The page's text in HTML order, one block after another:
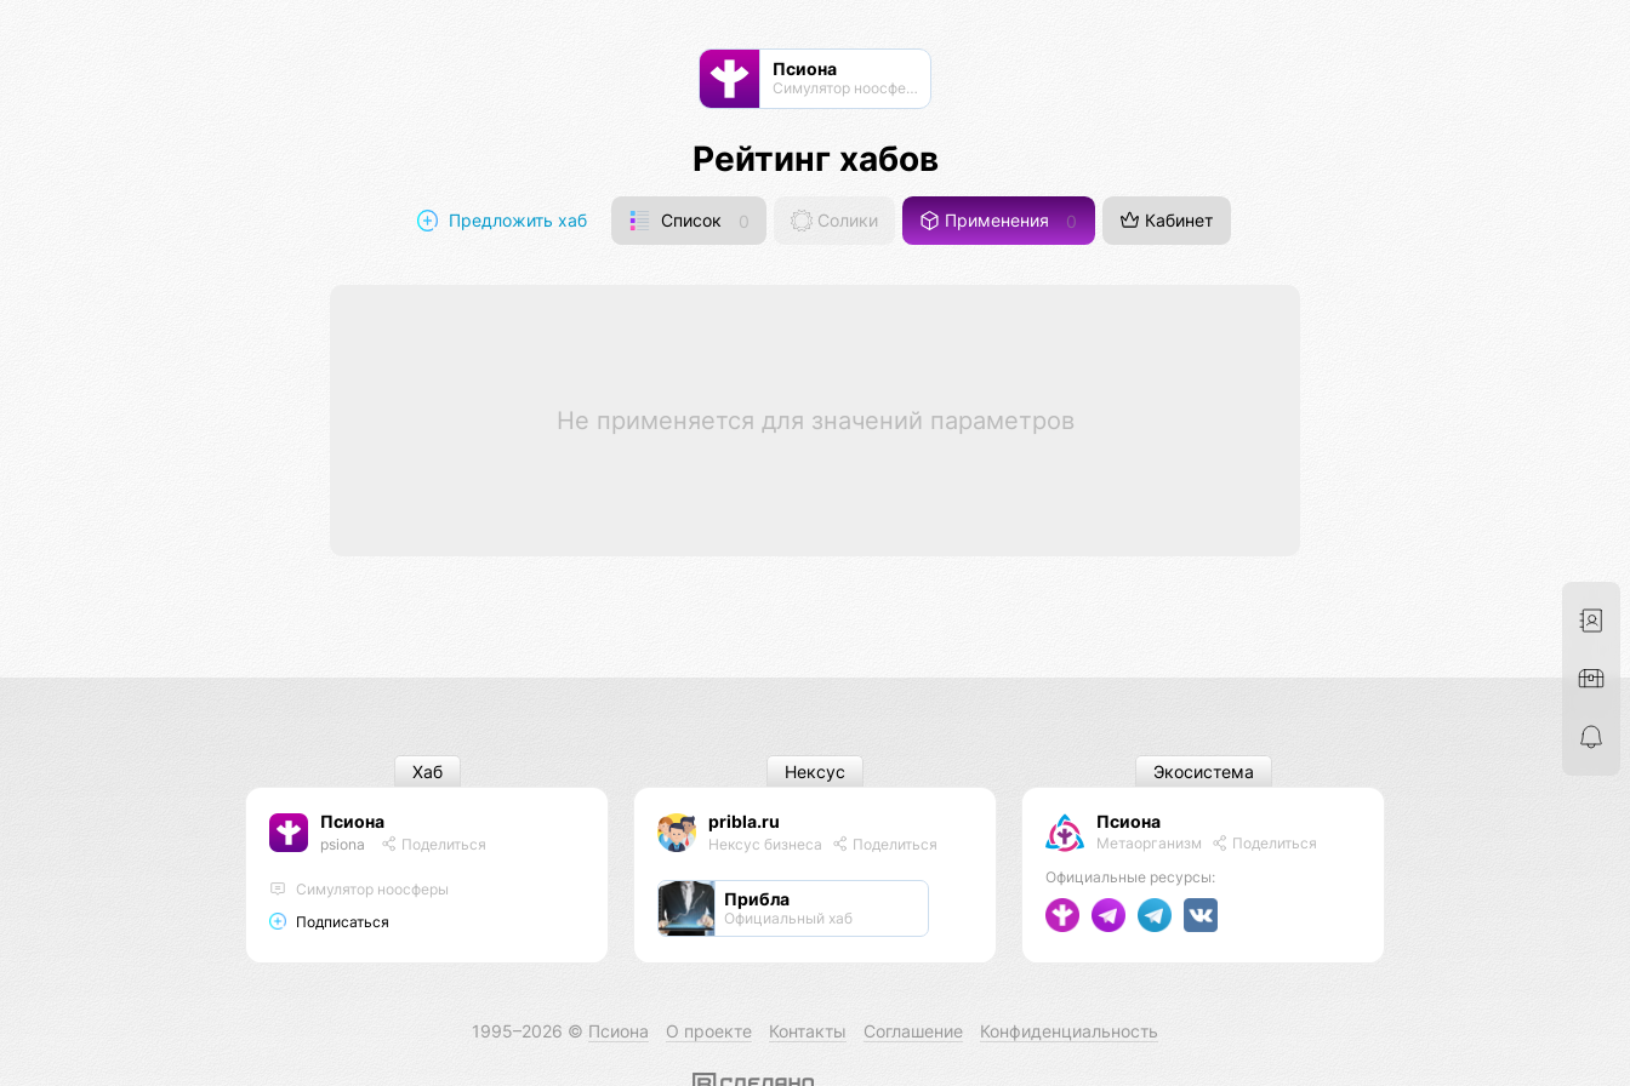
Псиона
Cимулятор ноосферы
Рейтинг хабов
Предложить хаб Список 0 Солики Применения 0 Кабинет
Не применяется для значений параметров
Псиона
psiona Поделиться
Cимулятор ноосферы
Подписаться
Хаб
pribla.ru
Нексус бизнеса Поделиться
Прибла
Официальный хаб
Нексус
Псиона
Метаорганизм
Поделиться
Официальные ресурсы:
Экосистема
1995–2026 © Псиона О проекте Контакты Соглашение Конфиденциальность